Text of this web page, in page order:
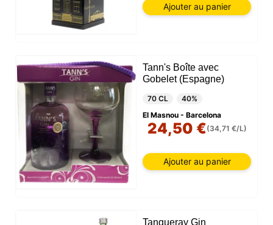
Ajouter au panier
Tann's Boîte avec
Gobelet (Espagne)
70 CL
40%
El Masnou - Barcelona
24,50 €(34,71 €/L)
Ajouter au panier
Tanqueray Gin